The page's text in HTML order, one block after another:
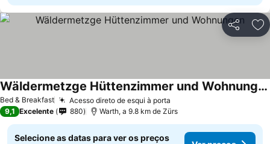
Partilhar
Bed & Breakfast Acesso direto de esqui à porta
Wäldermetzge Hüttenzimmer und Wohnungen
9,1 Excelente 880 Warth, a 9.8 km de Zürs
Selecione as datas para ver os preços